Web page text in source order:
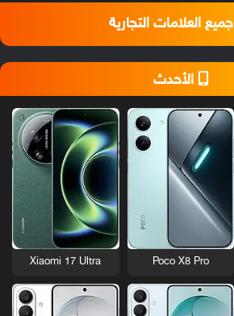
جميع العلامات التجارية
الأحدث
Poco X8 Pro
Xiaomi 17 Ultra